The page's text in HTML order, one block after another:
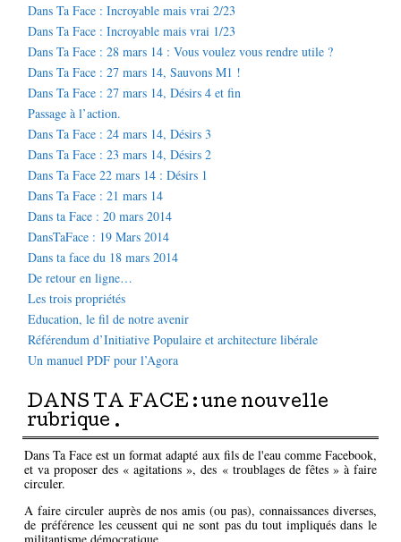
Dans Ta Face : Incroyable mais vrai 2/23
Dans Ta Face : Incroyable mais vrai 1/23
Dans Ta Face : 28 mars 14 : Vous voulez vous rendre utile ?
Dans Ta Face : 27 mars 14, Sauvons M1 !
Dans Ta Face : 27 mars 14, Désirs 4 et fin
Passage à l’action.
Dans Ta Face : 24 mars 14, Désirs 3
Dans Ta Face : 23 mars 14, Désirs 2
Dans Ta Face 22 mars 14 : Désirs 1
Dans Ta Face : 21 mars 14
Dans ta Face : 20 mars 2014
DansTaFace : 19 Mars 2014
Dans ta face du 18 mars 2014
De retour en ligne…
Les trois propriétés
Education, le fil de notre avenir
Référendum d’Initiative Populaire et architecture libérale
Un manuel PDF pour l’Agora
DANS TA FACE : une nouvelle
rubrique .
Dans Ta Face est un format adapté aux fils de l'eau comme Facebook,
et va proposer des « agitations », des « troublages de fêtes » à faire
circuler.
A faire circuler auprès de nos amis (ou pas), connaissances diverses,
de préférence les ceussent qui ne sont pas du tout impliqués dans le
militantisme démocratique.